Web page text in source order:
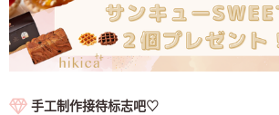
手工制作接待标志吧♡